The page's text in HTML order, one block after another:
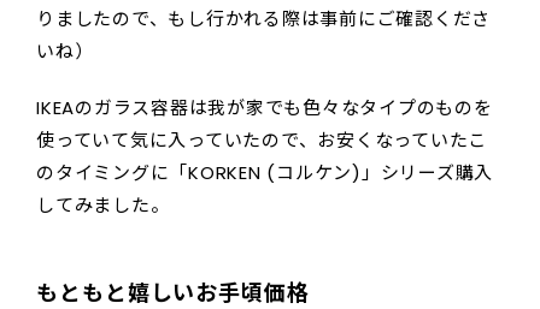
りましたので、もし行かれる際は事前にご確認くださ
いね）
IKEAのガラス容器は我が家でも色々なタイプのものを
使っていて気に入っていたので、お安くなっていたこ
のタイミングに「KORKEN (コルケン)」シリーズ購入
してみました。
もともと嬉しいお手頃価格